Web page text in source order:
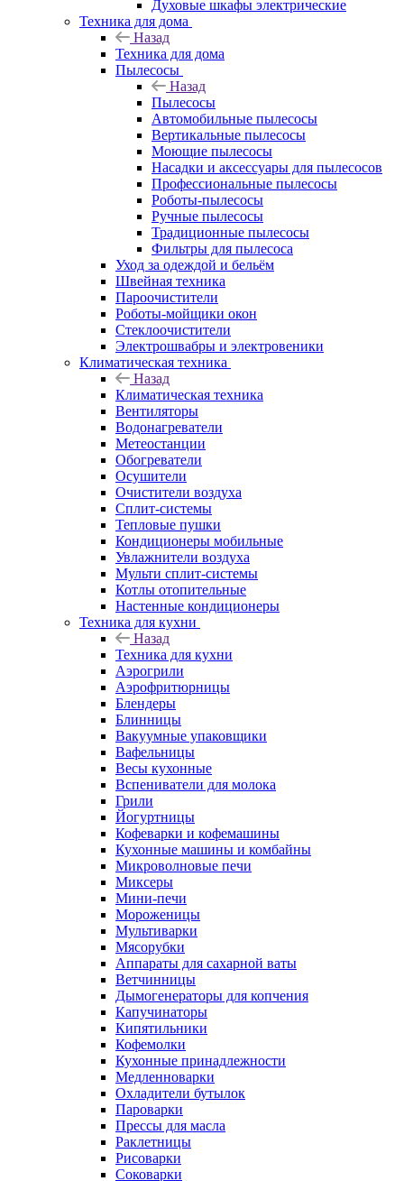
Духовые шкафы электрические
Техника для дома
Назад
Техника для дома
Пылесосы
Назад
Пылесосы
Автомобильные пылесосы
Вертикальные пылесосы
Моющие пылесосы
Насадки и аксессуары для пылесосов
Профессиональные пылесосы
Роботы-пылесосы
Ручные пылесосы
Традиционные пылесосы
Фильтры для пылесоса
Уход за одеждой и бельём
Швейная техника
Пароочистители
Роботы-мойщики окон
Стеклоочистители
Электрошвабры и электровеники
Климатическая техника
Назад
Климатическая техника
Вентиляторы
Водонагреватели
Метеостанции
Обогреватели
Осушители
Очистители воздуха
Сплит-системы
Тепловые пушки
Кондиционеры мобильные
Увлажнители воздуха
Мульти сплит-системы
Котлы отопительные
Настенные кондиционеры
Техника для кухни
Назад
Техника для кухни
Аэрогрили
Аэрофритюрницы
Блендеры
Блинницы
Вакуумные упаковщики
Вафельницы
Весы кухонные
Вспениватели для молока
Грили
Йогуртницы
Кофеварки и кофемашины
Кухонные машины и комбайны
Микроволновые печи
Миксеры
Мини-печи
Мороженицы
Мультиварки
Мясорубки
Аппараты для сахарной ваты
Ветчинницы
Дымогенераторы для копчения
Капучинаторы
Кипятильники
Кофемолки
Кухонные принадлежности
Медленноварки
Охладители бутылок
Пароварки
Прессы для масла
Раклетницы
Рисоварки
Соковарки